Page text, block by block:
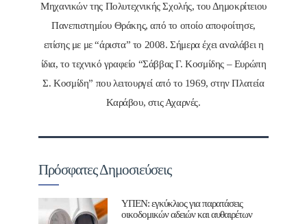
Μηχανικών της Πολυτεχνικής Σχολής, του Δημοκρίτειου
Πανεπιστημίου Θράκης, από το οποίο αποφοίτησε,
επίσης με με “άριστα” το 2008. Σήμερα έχει αναλάβει η
ίδια, το τεχνικό γραφείο “Σάββας Γ. Κοσμίδης – Ευρώπη
Σ. Κοσμίδη” που λειτουργεί από το 1969, στην Πλατεία
Καράβου, στις Αχαρνές.
Πρόσφατες Δημοσιεύσεις
ΥΠΕΝ: εγκύκλιος για παρατάσεις
οικοδομικών αδειών και αυθαιρέτων